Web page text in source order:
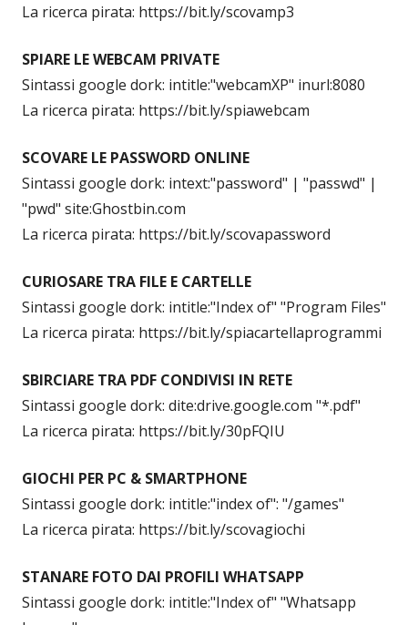
La ricerca pirata: https://bit.ly/scovamp3
SPIARE LE WEBCAM PRIVATE
Sintassi google dork: intitle:"webcamXP" inurl:8080
La ricerca pirata: https://bit.ly/spiawebcam
SCOVARE LE PASSWORD ONLINE
Sintassi google dork: intext:"password" | "passwd" |
"pwd" site:Ghostbin.com
La ricerca pirata: https://bit.ly/scovapassword
CURIOSARE TRA FILE E CARTELLE
Sintassi google dork: intitle:"Index of" "Program Files"
La ricerca pirata: https://bit.ly/spiacartellaprogrammi
SBIRCIARE TRA PDF CONDIVISI IN RETE
Sintassi google dork: dite:drive.google.com "*.pdf"
La ricerca pirata: https://bit.ly/30pFQIU
GIOCHI PER PC & SMARTPHONE
Sintassi google dork: intitle:"index of": "/games"
La ricerca pirata: https://bit.ly/scovagiochi
STANARE FOTO DAI PROFILI WHATSAPP
Sintassi google dork: intitle:"Index of" "Whatsapp